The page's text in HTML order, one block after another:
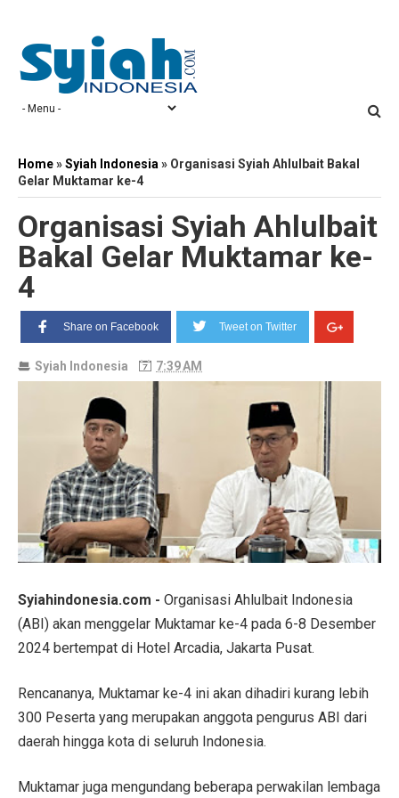
Home»Syiah Indonesia » Organisasi Syiah Ahlulbait Bakal
Gelar Muktamar ke-4
Organisasi Syiah Ahlulbait
Bakal Gelar Muktamar ke-
4
Share on Facebook Tweet on Twitter
Syiah Indonesia 7:39 AM
Syiahindonesia.com - Organisasi Ahlulbait Indonesia
(ABI) akan menggelar Muktamar ke-4 pada 6-8 Desember
2024 bertempat di Hotel Arcadia, Jakarta Pusat.
Rencananya, Muktamar ke-4 ini akan dihadiri kurang lebih
300 Peserta yang merupakan anggota pengurus ABI dari
daerah hingga kota di seluruh Indonesia.
Muktamar juga mengundang beberapa perwakilan lembaga